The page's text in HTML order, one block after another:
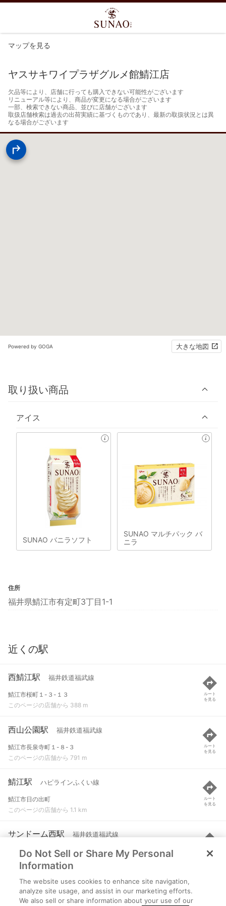
マップを見る
ヤスサキワイプラザグルメ館鯖江店
欠品等により、店舗に行っても購入できない可能性がございます
リニューアル等により、商品が変更になる場合がございます
一部、検索できない商品、並びに店舗がございます
取扱店舗検索は過去の出荷実績に基づくものであり、最新の取扱状況とは異
なる場合がございます
Powered by GOGA 大きな地図
取り扱い商品
アイス
SUNAO バニラソフト
SUNAO マルチパック バ
ニラ
住所
福井県鯖江市有定町3丁目1-1
近くの駅
西鯖江駅 福井鉄道福武線
鯖江市桜町１-３-１３
このページの店舗から 388 m
ルート
を見る
西山公園駅 福井鉄道福武線
鯖江市長泉寺町１-８-３
このページの店舗から 791 m
ルート
を見る
鯖江駅 ハピラインふくい線
鯖江市日の出町
このページの店舗から 1.1 km
ルート
を見る
サンドーム西駅 福井鉄道福武線
福井県鯖江市舟津町
このページの店舗から 1.3 km
ルート
を見る
水落駅 福井鉄道福武線
鯖江市水落町２-１０-２２
Do Not Sell or Share My Personal
Information
The website uses cookies to enhance site navigation,
analyze site usage, and assist in our marketing efforts.
We also sell or share information about your use of our